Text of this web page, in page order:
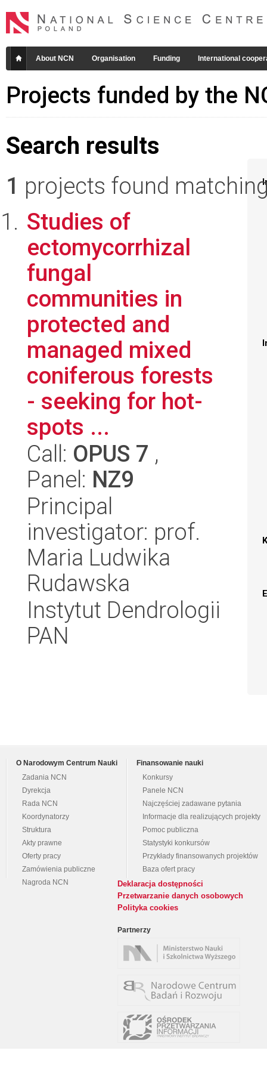
About NCN Organisation Funding International
Projects funded by the
Search results
1 projects found
Studies of
ectomycorrhizal
fungal
communities in
protected and
managed mixed
coniferous forests
- seeking for hot-
spots ...
Call: OPUS 7 ,
Panel: NZ9
Principal
investigator: prof.
Maria Ludwika
Rudawska
Instytut Dendrologii
PAN
O Narodowym Centrum Nauki
Zadania NCN
Dyrekcja
Rada NCN
Koordynatorzy
Struktura
Akty prawne
Oferty pracy
Zamówienia publiczne
Nagroda NCN
Finansowanie nauki
Konkursy
Panele NCN
Najczęściej zadawane pytania
Informacje dla realizujących projekty
Pomoc publiczna
Statystyki konkursów
Przykłady finansowanych projektów
Baza ofert pracy
Deklaracja dostępności
Przetwarzanie danych osobowych
Polityka cookies
Partnerzy